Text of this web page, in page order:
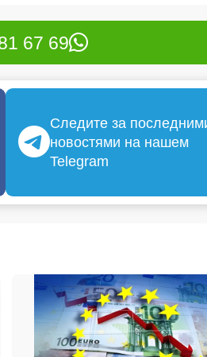
67 69
Следите за
новостями на нашем
Telegram